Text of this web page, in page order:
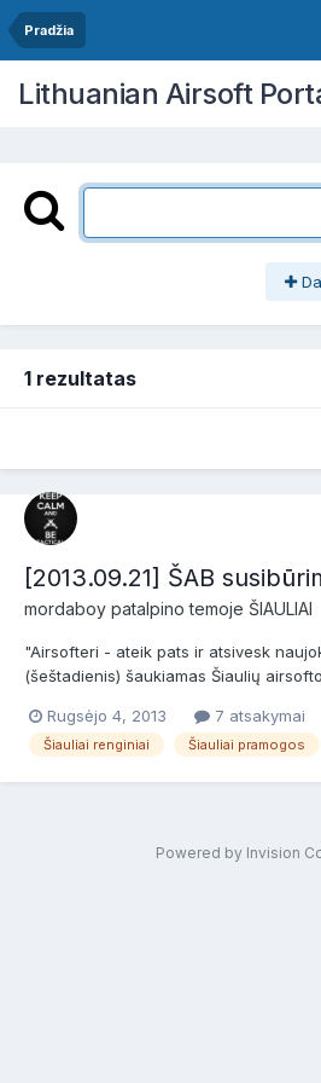
Pradžia
Lithuanian Airsoft
1 rezultatas
[2013.09.21] ŠAB
mordaboy patalpino temoje ŠIAULIAI
"Airsofteri - ateik pats ir atsivesk
(šeštadienis) šaukiamas Šiaulių
žaidimo scenarijus Gerokai
žaidimų ir aplamai žaidimų Šiaulių
Rugsėjo 4, 2013 7 atsakymai
Šiauliai renginiai Šiauliai pramogos
Powered by Invision